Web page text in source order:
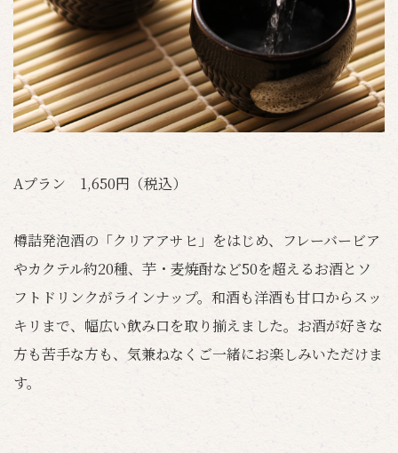
Aプラン 1,650円（税込）
樽詰発泡酒の「クリアアサヒ」をはじめ、フレーバービア
やカクテル約20種、芋・麦焼酎など50を超えるお酒とソ
フトドリンクがラインナップ。和酒も洋酒も甘口からスッ
キリまで、幅広い飲み口を取り揃えました。お酒が好きな
方も苦手な方も、気兼ねなくご一緒にお楽しみいただけま
す。